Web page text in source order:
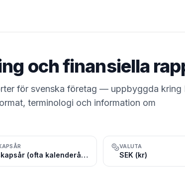
och finansiella
för svenska företag — uppbyggda kring
terminologi och information om
Räkenskapsår (ofta kalenderår, jan–dec)
VALUTA
SEK (kr)